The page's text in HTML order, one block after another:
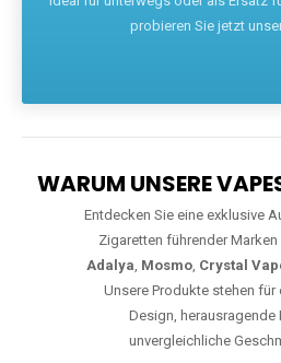
probieren Sie jetzt
WARUM UNSERE
Entdecken Sie eine exklusive
Zigaretten führender Marken
Adalya, Mosmo, Crystal
Unsere Produkte stehen
Design, herausragende
unvergleichliche